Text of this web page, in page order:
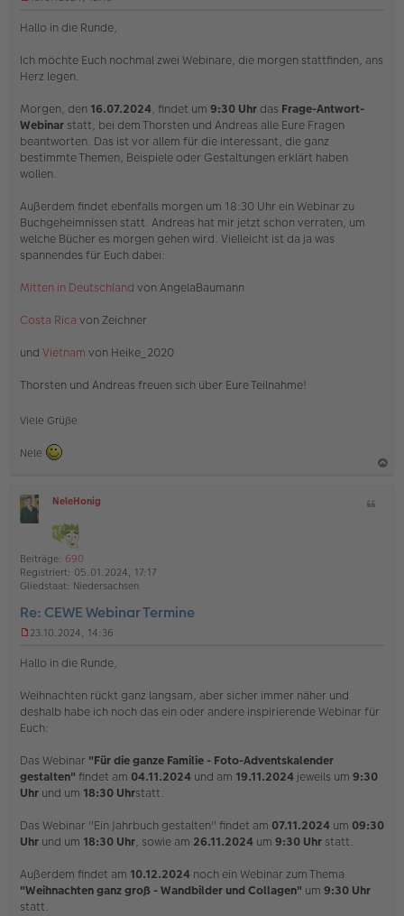
g
l
e
n
e
r
B
e
r
a
g
Hallo in die Runde,
Ich möchte Euch nochmal zwei Webinare, die morgen stattfinden, ans
Herz legen.
Morgen, den 16.07.2024, findet um 9:30 Uhr das Frage-Antwort-
Webinar statt, bei dem Thorsten und Andreas alle Eure Fragen
beantworten. Das ist vor allem für die interessant, die ganz
bestimmte Themen, Beispiele oder Gestaltungen erklärt haben
wollen.
Außerdem findet ebenfalls morgen um 18:30 Uhr ein Webinar zu
Buchgeheimnissen statt. Andreas hat mir jetzt schon verraten, um
welche Bücher es morgen gehen wird. Vielleicht ist da ja was
spannendes für Euch dabei:
Mitten in Deutschland von AngelaBaumann
Costa Rica von Zeichner
und Vietnam von Heike_2020
Thorsten und Andreas freuen sich über Eure Teilnahme!
Viele Grüße
Nele
ff
n
e
NeleHonig
Beiträge: 690
Registriert: 05.01.2024, 17:17
Gliedstaat: Niedersachsen
Re: CEWE Webinar Termine
g
l
e
s
e
r
B
t
r
g
23.10.2024, 14:36
Hallo in die Runde,
Weihnachten rückt ganz langsam, aber sicher immer näher und
deshalb habe ich noch das ein oder andere inspirierende Webinar für
Euch:
Das Webinar "Für die ganze Familie - Foto-Adventskalender
gestalten" findet am 04.11.2024 und am 19.11.2024 jeweils um 9:30
Uhr und um 18:30 Uhrstatt.
Das Webinar "Ein Jahrbuch gestalten" findet am 07.11.2024 um 09:30
Uhr und um 18:30 Uhr, sowie am 26.11.2024 um 9:30 Uhr statt.
Außerdem findet am 10.12.2024 noch ein Webinar zum Thema
"Weihnachten ganz groß - Wandbilder und Collagen" um 9:30 Uhr
statt.